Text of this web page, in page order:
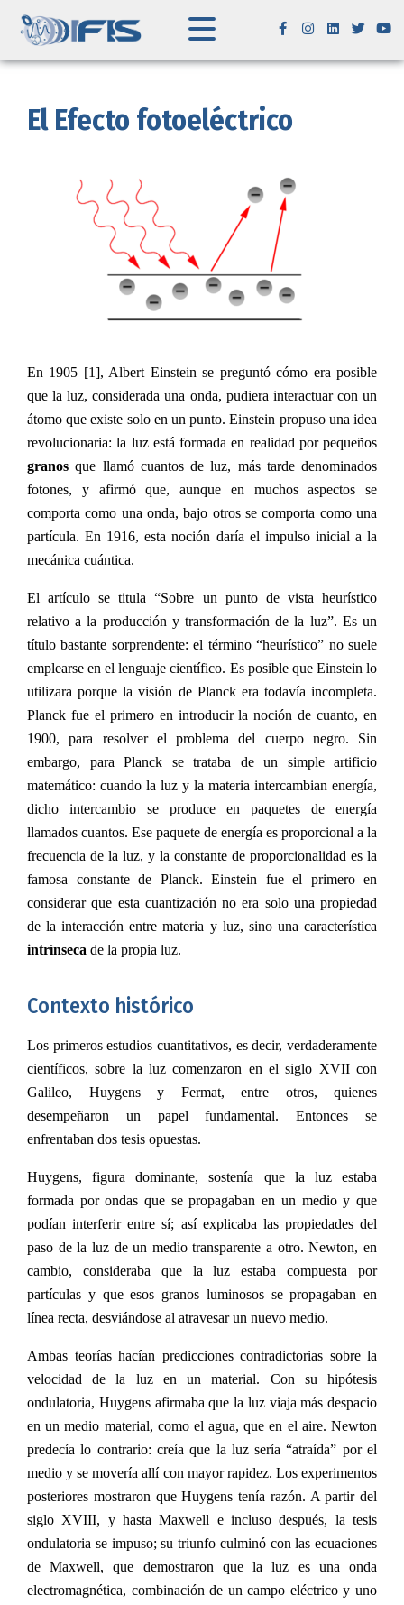
El Efecto fotoeléctrico
En 1905 [1], Albert Einstein se preguntó cómo era posible
que la luz, considerada una onda, pudiera interactuar con un
átomo que existe solo en un punto. Einstein propuso una idea
revolucionaria: la luz está formada en realidad por pequeños
granos que llamó cuantos de luz, más tarde denominados
fotones, y afirmó que, aunque en muchos aspectos se
comporta como una onda, bajo otros se comporta como una
partícula. En 1916, esta noción daría el impulso inicial a la
mecánica cuántica.
El artículo se titula “Sobre un punto de vista heurístico
relativo a la producción y transformación de la luz”. Es un
título bastante sorprendente: el término “heurístico” no suele
emplearse en el lenguaje científico. Es posible que Einstein lo
utilizara porque la visión de Planck era todavía incompleta.
Planck fue el primero en introducir la noción de cuanto, en
1900, para resolver el problema del cuerpo negro. Sin
embargo, para Planck se trataba de un simple artificio
matemático: cuando la luz y la materia intercambian energía,
dicho intercambio se produce en paquetes de energía
llamados cuantos. Ese paquete de energía es proporcional a la
frecuencia de la luz, y la constante de proporcionalidad es la
famosa constante de Planck. Einstein fue el primero en
considerar que esta cuantización no era solo una propiedad
de la interacción entre materia y luz, sino una característica
intrínseca de la propia luz.
Contexto histórico
Los primeros estudios cuantitativos, es decir, verdaderamente
científicos, sobre la luz comenzaron en el siglo XVII con
Galileo, Huygens y Fermat, entre otros, quienes
desempeñaron un papel fundamental. Entonces se
enfrentaban dos tesis opuestas.
Huygens, figura dominante, sostenía que la luz estaba
formada por ondas que se propagaban en un medio y que
podían interferir entre sí; así explicaba las propiedades del
paso de la luz de un medio transparente a otro. Newton, en
cambio, consideraba que la luz estaba compuesta por
partículas y que esos granos luminosos se propagaban en
línea recta, desviándose al atravesar un nuevo medio.
Ambas teorías hacían predicciones contradictorias sobre la
velocidad de la luz en un material. Con su hipótesis
ondulatoria, Huygens afirmaba que la luz viaja más despacio
en un medio material, como el agua, que en el aire. Newton
predecía lo contrario: creía que la luz sería “atraída” por el
medio y se movería allí con mayor rapidez. Los experimentos
posteriores mostraron que Huygens tenía razón. A partir del
siglo XVIII, y hasta Maxwell e incluso después, la tesis
ondulatoria se impuso; su triunfo culminó con las ecuaciones
de Maxwell, que demostraron que la luz es una onda
electromagnética, combinación de un campo eléctrico y uno